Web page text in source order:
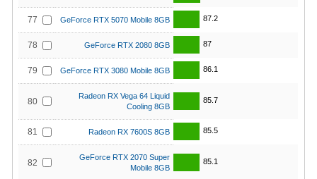
77 GeForce RTX 5070 Mobile 8GB 87.2
78 GeForce RTX 2080 8GB 87
79 GeForce RTX 3080 Mobile 8GB 86.1
80
Radeon RX Vega 64 Liquid
Cooling 8GB
85.7
81 Radeon RX 7600S 8GB 85.5
82
GeForce RTX 2070 Super
Mobile 8GB
85.1